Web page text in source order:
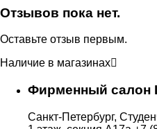
Отзывов пока нет.
Оставьте отзыв первым.
Наличие в магазинах
Фирменный салон
Санкт-Петербург,